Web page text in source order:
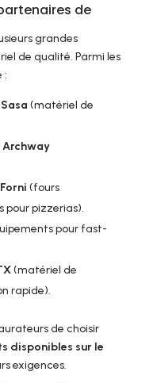
de
grandes
de qualité. Parmi les
:
(matériel de
Archway
(fours
pour pizzerias).
pour fast-
(matériel de
rapide).
de choisir
disponibles sur le
exigences.